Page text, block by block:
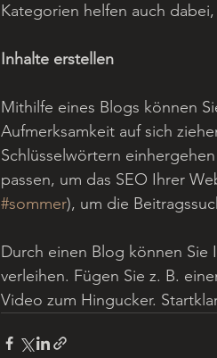
Kategorien helfen auch
Inhalte erstellen
Mithilfe eines Blogs können
Aufmerksamkeit auf sich
Schlüsselwörtern
passen, um das SEO Ihrer
#sommer), um die
Durch einen Blog können Sie
verleihen. Fügen Sie z. B.
Video zum Hingucker.